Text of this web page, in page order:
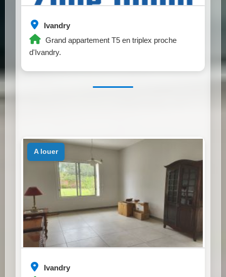
Ivandry
Grand appartement T5 en triplex proche
d'Ivandry.
Ivandry
a louer